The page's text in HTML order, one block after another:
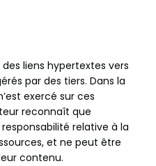
liens hypertextes vers
par des tiers. Dans la
exercé sur ces
reconnaît que
relative à la
et ne peut être
contenu.